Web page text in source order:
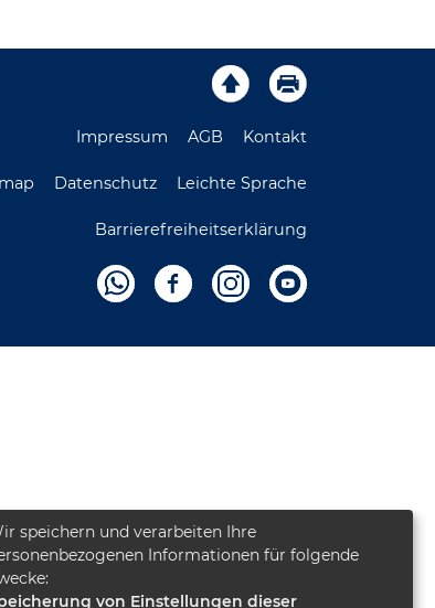
Impressum AGB Kontakt
Datenschutz Leichte Sprache
Barrierefreiheitserklärung
speichern und verarbeiten Ihre
Informationen für folgende
von Einstellungen dieser